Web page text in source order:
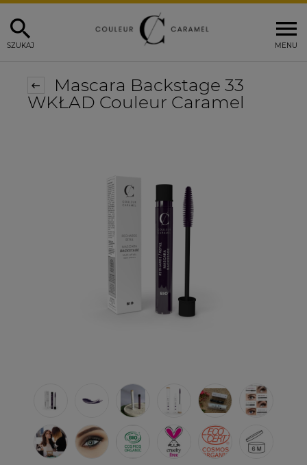
MENU
SZUKAJ
Mascara Backstage 33
WKŁAD Couleur Caramel